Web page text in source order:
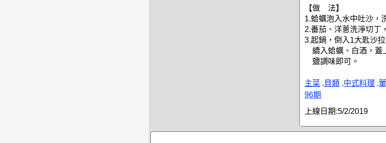
【做 法】
1.蛤蠣泡入水中吐沙，
2.番茄、洋蔥洗淨切丁
3.起鍋，倒入1大匙沙
續入蛤蠣、白酒，蓋
鹽調味即可。
主菜 .貝類 .中式料理 .
96期
上線日期:5/2/2019